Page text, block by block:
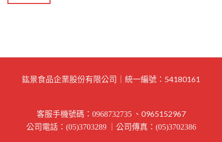
鈜景食品企業股份有限公司｜統一編號：54180161
客服手機號碼： 0968732735、0965152967
公司電話： (05)3703289｜公司傳真： (05)3702386